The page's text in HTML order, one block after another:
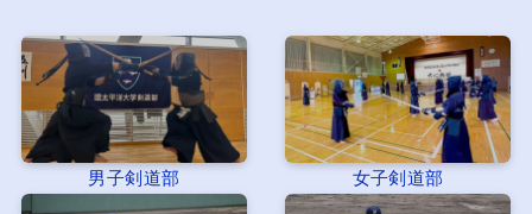
男子剣道部 女子剣道部